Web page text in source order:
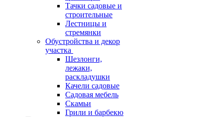
Тачки садовые и
строительные
Лестницы и
стремянки
Обустройства и декор
участка
Шезлонги,
лежаки,
раскладушки
Качели садовые
Садовая мебель
Скамьи
Грили и барбекю